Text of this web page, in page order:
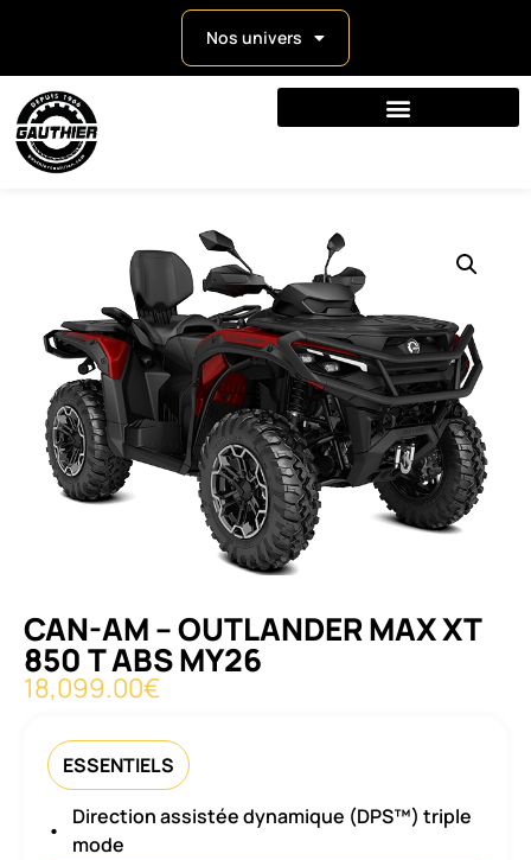
Nos univers
CAN-AM – OUTLANDER MAX XT
850 T ABS MY26
18,099.00€
ESSENTIELS
•
Direction assistée dynamique (DPS™) triple
mode